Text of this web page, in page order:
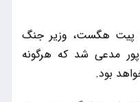
نوشت: پیت هگست، وزیر جنگ
مدعی شد که هرگونه
بود.